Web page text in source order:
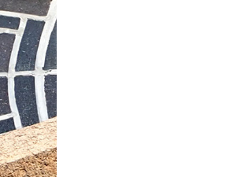
4 5 6 7